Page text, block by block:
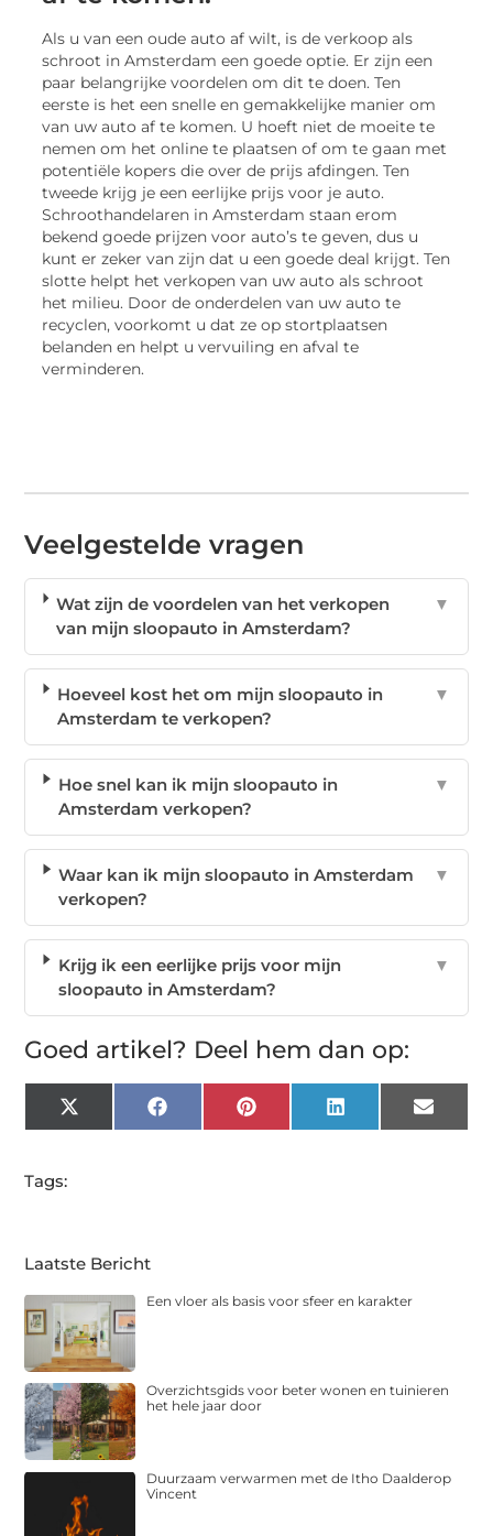
Als u van een oude auto af wilt, is de verkoop als
schroot in Amsterdam een goede optie. Er zijn een
paar belangrijke voordelen om dit te doen. Ten
eerste is het een snelle en gemakkelijke manier om
van uw auto af te komen. U hoeft niet de moeite te
nemen om het online te plaatsen of om te gaan met
potentiële kopers die over de prijs afdingen. Ten
tweede krijg je een eerlijke prijs voor je auto.
Schroothandelaren in Amsterdam staan erom
bekend goede prijzen voor auto’s te geven, dus u
kunt er zeker van zijn dat u een goede deal krijgt. Ten
slotte helpt het verkopen van uw auto als schroot
het milieu. Door de onderdelen van uw auto te
recyclen, voorkomt u dat ze op stortplaatsen
belanden en helpt u vervuiling en afval te
verminderen.
Veelgestelde vragen
Wat zijn de voordelen van het verkopen
van mijn sloopauto in Amsterdam?
▼
Hoeveel kost het om mijn sloopauto in
Amsterdam te verkopen?
▼
Hoe snel kan ik mijn sloopauto in
Amsterdam verkopen?
▼
Waar kan ik mijn sloopauto in Amsterdam
verkopen?
▼
Krijg ik een eerlijke prijs voor mijn
sloopauto in Amsterdam?
▼
Goed artikel? Deel hem dan op:
X
(Twitter)
FacebookPinterest LinkedIn Email
Tags:
Laatste Bericht
Een vloer als basis voor sfeer en karakter
Overzichtsgids voor beter wonen en tuinieren
het hele jaar door
Duurzaam verwarmen met de Itho Daalderop
Vincent